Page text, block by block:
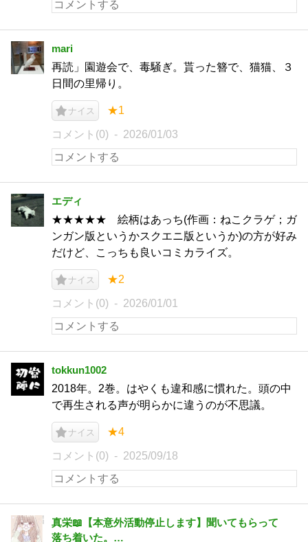
mari
再読」園遊会で、毒騒ぎ。貰った簪で、猫猫、３
日間の里帰り。
ナイス ★1
コメント(0) 2026/01/03
エディ
★★★★★ 絵柄はあっち(作画：ねこクラゲ；ガ
ンガン版というかスクエニ版というか)の方が好み
だけど、こっちも良いコミカライズ。
ナイス ★2
コメント(0) 2026/01/01
tokkun1002
2018年。2巻。はやくも違和感に慣れた。頭の中
で再生される声が明らかに違うのが不思議。
ナイス ★4
コメント(0) 2025/09/18
真栄📖【本意外活動停止します】聞いてもらって
落ち着いた。…